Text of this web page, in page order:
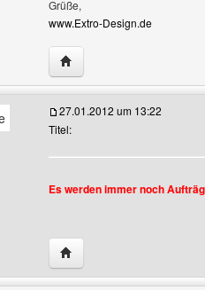
Grüße,
www.Extro-Design.de
Website dieses
Profile anzeigen
27.01.2012 um 13:22
Titel:
Es werden immer noch
Website dieses